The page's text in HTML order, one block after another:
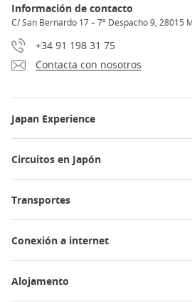
Información de contacto
C/ San Bernardo 17 – 7º Despacho 9, 28015
+34 91 198 31 75
Contacta con nosotros
Japan Experience
Circuitos en Japón
Transportes
Conexión a internet
Alojamento